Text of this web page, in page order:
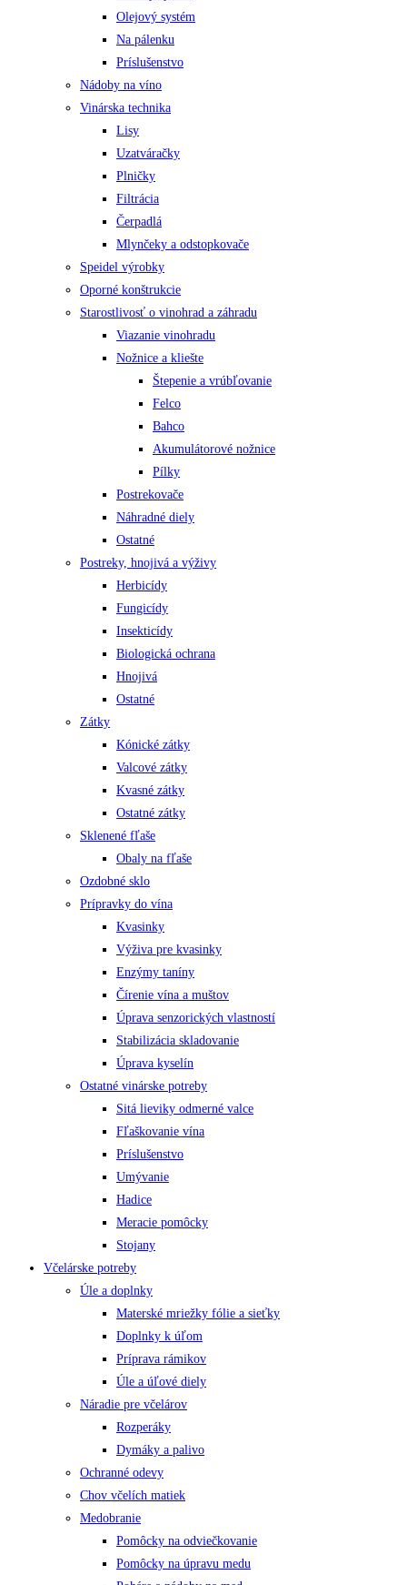
Olejový systém
Na pálenku
Príslušenstvo
Nádoby na víno
Vinárska technika
Lisy
Uzatváračky
Plničky
Filtrácia
Čerpadlá
Mlynčeky a odstopkovače
Speidel výrobky
Oporné konštrukcie
Starostlivosť o vinohrad a záhradu
Viazanie vinohradu
Nožnice a kliešte
Štepenie a vrúbľovanie
Felco
Bahco
Akumulátorové nožnice
Pílky
Postrekovače
Náhradné diely
Ostatné
Postreky, hnojivá a výživy
Herbicídy
Fungicídy
Insekticídy
Biologická ochrana
Hnojivá
Ostatné
Zátky
Kónické zátky
Valcové zátky
Kvasné zátky
Ostatné zátky
Sklenené fľaše
Obaly na fľaše
Ozdobné sklo
Prípravky do vína
Kvasinky
Výživa pre kvasinky
Enzýmy taníny
Čírenie vína a muštov
Úprava senzorických vlastností
Stabilizácia skladovanie
Úprava kyselín
Ostatné vinárske potreby
Sitá lieviky odmerné valce
Fľaškovanie vína
Príslušenstvo
Umývanie
Hadice
Meracie pomôcky
Stojany
Včelárske potreby
Úle a doplnky
Materské mriežky fólie a sieťky
Doplnky k úľom
Príprava rámikov
Úle a úľové diely
Náradie pre včelárov
Rozperáky
Dymáky a palivo
Ochranné odevy
Chov včelích matiek
Medobranie
Pomôcky na odviečkovanie
Pomôcky na úpravu medu